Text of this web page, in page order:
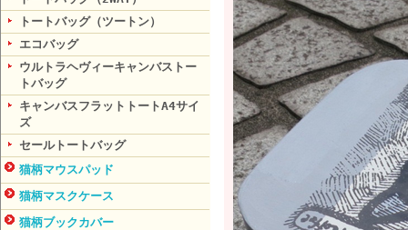
トートバッグ（ツートン）
エコバッグ
ウルトラヘヴィーキャンバストー
トバッグ
キャンバスフラットトートA4サイ
ズ
セールトートバッグ
猫柄マウスパッド
猫柄マスクケース
猫柄ブックカバー